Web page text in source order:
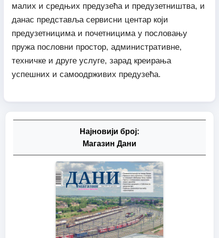
малих и средњих предузећа и предузетништва, и
данас представља сервисни центар који
предузетницима и почетницима у пословању
пружа пословни простор, административне,
техничке и друге услуге, зарад креирања
успешних и самоодрживих предузећа.
Најновији број:
Магазин Дани